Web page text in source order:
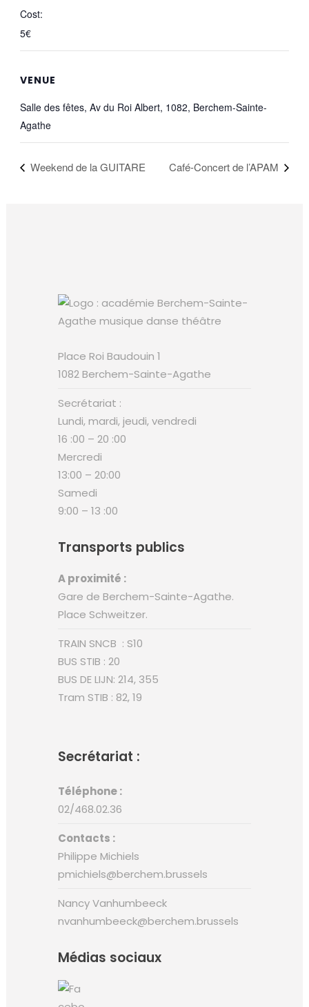
Cost:
5€
VENUE
Salle des fêtes, Av du Roi Albert, 1082, Berchem-Sainte-
Agathe
Weekend de la GUITARE Café-Concert de l’APAM
Place Roi Baudouin 1
1082 Berchem-Sainte-Agathe
Secrétariat :
Lundi, mardi, jeudi, vendredi
16 :00 – 20 :00
Mercredi
13:00 – 20:00
Samedi
9:00 – 13 :00
Transports publics
A proximité :
Gare de Berchem-Sainte-Agathe.
Place Schweitzer.
TRAIN SNCB : S10
BUS STIB : 20
BUS DE LIJN: 214, 355
Tram STIB : 82, 19
Secrétariat :
Téléphone :
02/468.02.36
Contacts :
Philippe Michiels
pmichiels@berchem.brussels
Nancy Vanhumbeeck
nvanhumbeeck@berchem.brussels
Médias sociaux